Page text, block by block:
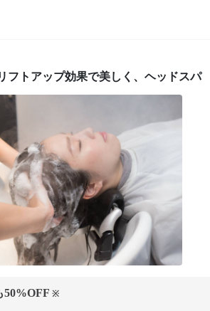
フトアップ効果で美しく、ヘッドスパ
50%OFF ※